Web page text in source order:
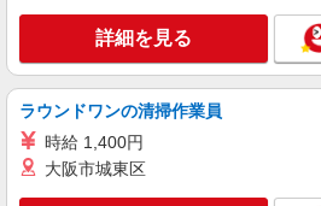
格】 時給1,170円 ◎週20時間以上勤務（社保加入
者）の場合は時給
キープ
派遣社員
株式会社トラストグロース 北海道支社
【派遣時給】
詳細を見る
ラウンドワンの清掃作業員
時給 1,400円
大阪市城東区